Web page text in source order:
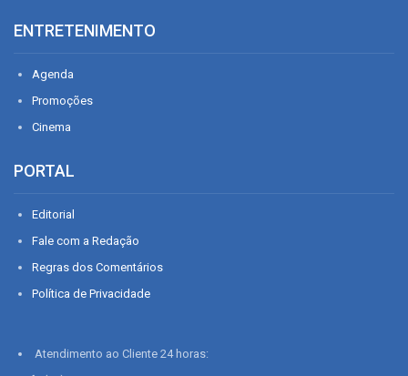
ENTRETENIMENTO
Agenda
Promoções
Cinema
PORTAL
Editorial
Fale com a Redação
Regras dos Comentários
Política de Privacidade
Atendimento ao Cliente 24 horas: